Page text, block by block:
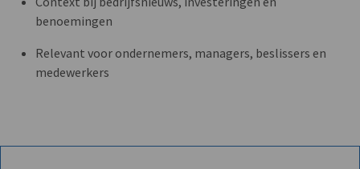
benoemingen
Relevant voor ondernemers, managers, beslissers en
medewerkers